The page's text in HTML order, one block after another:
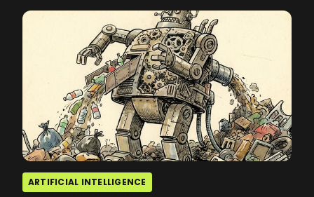
ARTIFICIAL INTELLIGENCE